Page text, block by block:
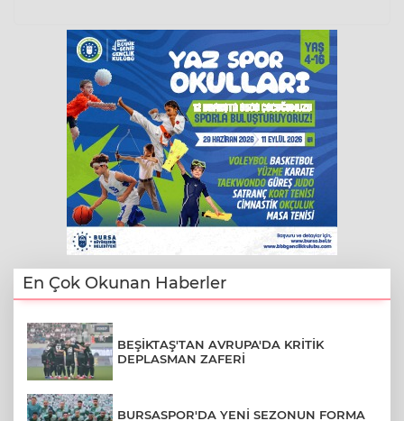
En Çok Okunan Haberler
BEŞİKTAŞ'TAN AVRUPA'DA KRİTİK
DEPLASMAN ZAFERİ
BURSASPOR'DA YENİ SEZONUN FORMA